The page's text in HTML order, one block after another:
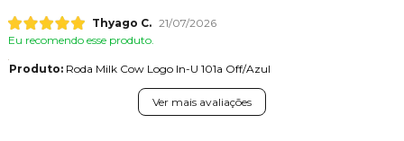
Thyago C. 21/07/2026
Eu recomendo esse produto.
Produto:Roda Milk Cow Logo In-U 101a Off/Azul
Ver mais avaliações